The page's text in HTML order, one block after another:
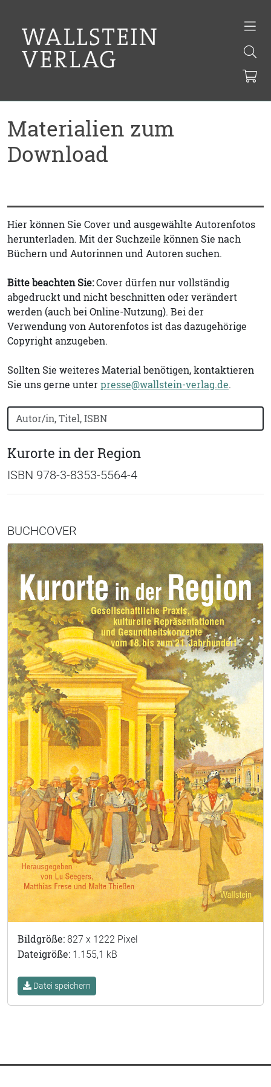
Materialien zum
Download
Hier können Sie Cover und ausgewählte Autorenfotos
herunterladen. Mit der Suchzeile können Sie nach
Büchern und Autorinnen und Autoren suchen.
Bitte beachten Sie:Cover dürfen nur vollständig
abgedruckt und nicht beschnitten oder verändert
werden (auch bei Online-Nutzung). Bei der
Verwendung von Autorenfotos ist das dazugehörige
Copyright anzugeben.
Sollten Sie weiteres Material benötigen, kontaktieren
Sie uns gerne unterpresse@wallstein-verlag.de.
Bücher nach Buchtitel, Autorennamen oder ISBN
Kurorte in der Region
ISBN 978-3-8353-5564-4
BUCHCOVER
Bildgröße: 827 x 1222 Pixel
Dateigröße: 1.155,1 kB
Datei speichern